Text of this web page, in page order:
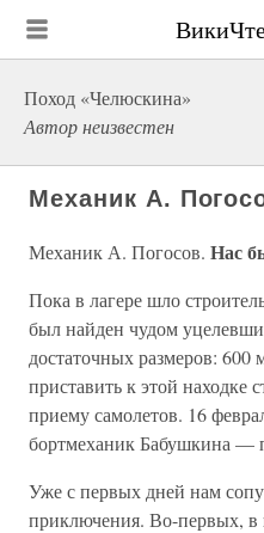
Поход «Челюскина»
Автор неизвестен
Механик А.
Механик А. Погосов. Нас
Пока в лагере шло
был найден чудом
достаточных размеров:
приставить к этой находке
приему самолетов. 16
бортмеханик Бабушкина —
Уже с первых дней нам
приключения. Во-первых, в